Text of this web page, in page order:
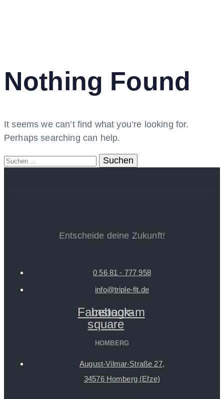
Nothing Found
It seems we can’t find what you’re looking for.
Perhaps searching can help.
Suchen
Entscheide deine Zukunft!
0 56 81 - 777 958
info@triple-fit.de
Facebook-
square
Instagram
HOMBERG
August-Vilmar-Straße 27,
34576 Homberg (Efze)